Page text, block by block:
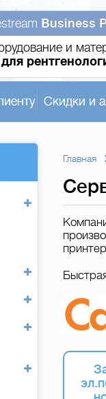
Business
и
для
Скидки и
Главная